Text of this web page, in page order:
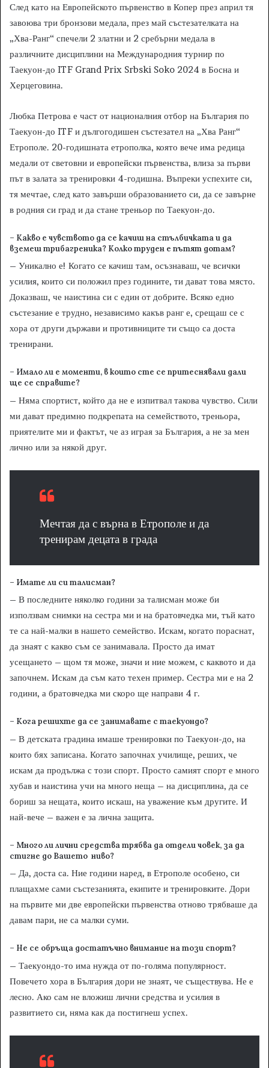
След като на Европейското първенство в Копер през април тя
завоюва три бронзови медала, през май състезателката на
„Хва-Ранг“ спечели 2 златни и 2 сребърни медала в
различните дисциплини на Международния турнир по
Таекуон-до ITF Grand Prix Srbski Soko 2024 в Босна и
Херцеговина.
Любка Петрова е част от националния отбор на България по
Таекуон-до ITF и дългогодишен състезател на „Хва Ранг“
Етрополе. 20-годишната етрополка, която вече има редица
медали от световни и европейски първенства, влиза за първи
път в залата за тренировки 4-годишна. Въпреки успехите си,
тя мечтае, след като завърши образованието си, да се завърне
в родния си град и да стане треньор по Таекуон-до.
– Какво е чувството да се качиш на стълбичката и да
вземеш трибагреника? Колко труден е пътят дотам?
– Уникално е! Когато се качиш там, осъзнаваш, че всички
усилия, които си положил през годините, ти дават това място.
Доказваш, че наистина си с един от добрите. Всяко едно
състезание е трудно, независимо какъв ранг е, срещаш се с
хора от други държави и противниците ти също са доста
тренирани.
– Ималоли е моменти, в които сте се притеснявали дали
ще се справите?
– Няма спортист, който да не е изпитвал такова чувство. Сили
ми дават предимно подкрепата на семейството, треньора,
приятелите ми и фактът, че аз играя за България, а не за мен
лично или за някой друг.
Мечтая да с върна в Етрополе и да
тренирам децата в града
– Имате ли си талисман?
– В последните няколко години за талисман може би
използвам снимки на сестра ми и на братовчедка ми, тъй като
те са най-малки в нашето семейство. Искам, когато пораснат,
да знаят с какво съм се занимавала. Просто да имат
усещането – щом тя може, значи и ние можем, с каквото и да
започнем. Искам да съм като техен пример. Сестра ми е на 2
години, а братовчедка ми скоро ще направи 4 г.
– Кога решихте да се занимавате с таекуондо?
– В детската градина имаше тренировки по Таекуон-до, на
които бях записана. Когато започнах училище, реших, че
искам да продължа с този спорт. Просто самият спорт е много
хубав и наистина учи на много неща – на дисциплина, да се
бориш за нещата, които искаш, на уважение към другите. И
най-вече – важен е за лична защита.
– Много ли лични средства трябва да отдели човек, за да
стигне до Вашето ниво?
– Да, доста са. Ние години наред, в Етрополе особено, си
плащахме сами състезанията, екипите и тренировките. Дори
на първите ми две европейски първенства отново трябваше да
давам пари, не са малки суми.
– Не се обръща достатъчно внимание на този спорт?
– Таекуондо-то има нужда от по-голяма популярност.
Повечето хора в България дори не знаят, че съществува. Не е
лесно. Ако сам не вложиш лични средства и усилия в
развитието си, няма как да постигнеш успех.